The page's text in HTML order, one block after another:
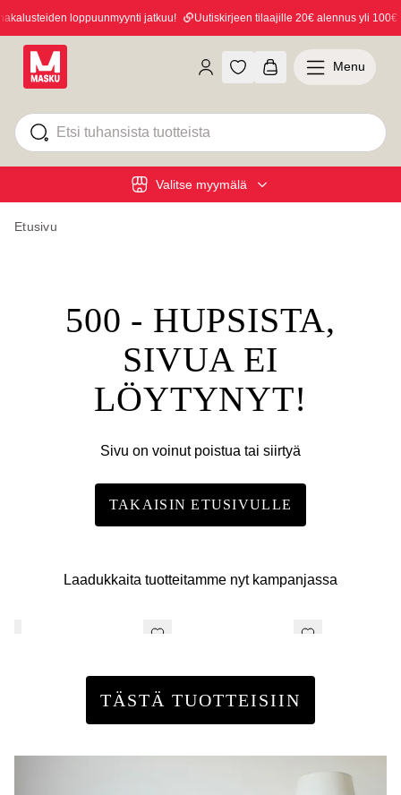
loppuunmyynti jatkuu! Uutiskirjeen tilaajille 20€ alennus yli 100€
Valitse myymälä
Menu
Etusivu
500 - HUPSISTA,
SIVUA EI
LÖYTYNYT!
Sivu on voinut poistua tai siirtyä
TAKAISIN ETUSIVULLE
Laadukkaita tuotteitamme nyt kampanjassa
TÄSTÄ TUOTTEISIIN